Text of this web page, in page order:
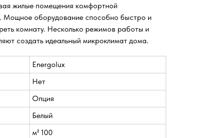
жилые помещения комфортной
Мощное оборудование способно быстро и
комнату. Несколько режимов работы и
создать идеальный микроклимат дома.
Energolux
Нет
Опция
Белый
м² 100